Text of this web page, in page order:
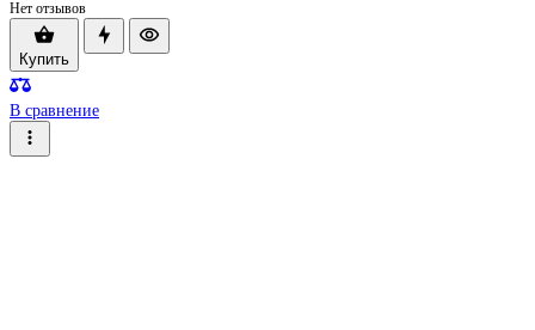
Нет отзывов
Купить
В сравнение